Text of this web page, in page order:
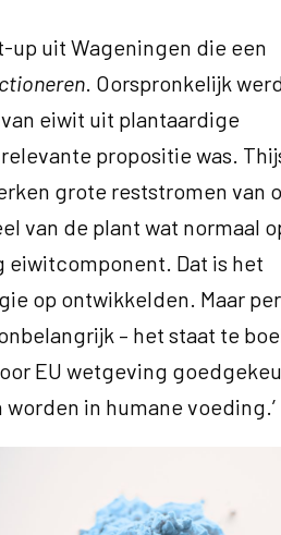
up uit Wageningen die een
. Oorspronkelijk
eiwit uit plantaardige
propositie was.
grote reststromen van
van de plant wat normaal
Dat is het
op ontwikkelden. Maar
– het staat te
EU wetgeving
in humane voeding.’